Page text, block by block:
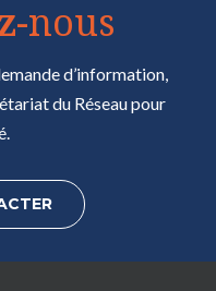
-nous
d’information,
du Réseau pour